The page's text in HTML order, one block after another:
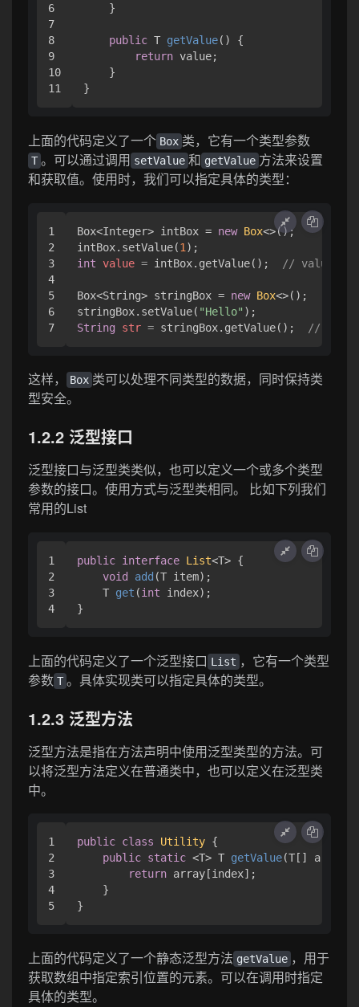
6
7
8
9
10
    }
public T getValue()
{
return value;
    }
上面的代码定义了一个 Box 类，它有一个类型参数
T 。可以通过调用 setValue 和 getValue 方法来设置
和获取值。使用时，我们可以指定具体的类型：
1
2
3
4
5
6
Box<Integer> intBox = new Box<>();
intBox.setValue(1
int value = intBox.getValue(); // value的类
Box<String> stringBox = new Box<>();
stringBox.setValue( "Hello"
String
str = stringBox.getValue(); // str的
这样， Box 类可以处理不同类型的数据，同时保持类
型安全。
1.2.2 泛型接口
泛型接口与泛型类类似，也可以定义一个或多个类型
参数的接口。使用方式与泛型类相同。 比如下列我们
常用的List
1
2
3
public interface List<T> {
void
add (T item) ;
    T
get (int index) ;
上面的代码定义了一个泛型接口 List ，它有一个类型
参数 T 。具体实现类可以指定具体的类型。
1.2.3 泛型方法
泛型方法是指在方法声明中使用泛型类型的方法。可
以将泛型方法定义在普通类中，也可以定义在泛型类
中。
1
2
3
4
public class Utility {
public static <T> T getValue(T[] array,
return array[index];
    }
上面的代码定义了一个静态泛型方法 getValue ，用于
获取数组中指定索引位置的元素。可以在调用时指定
具体的类型。